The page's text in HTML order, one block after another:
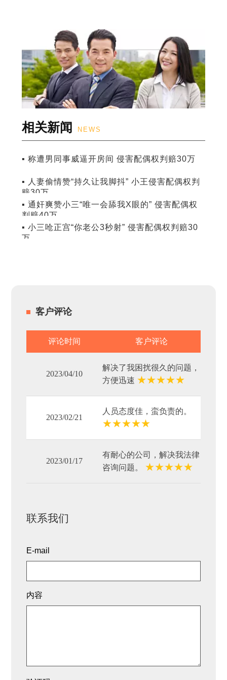
相关新闻 NEWS
▪ 称遭男同事威逼开房间 侵害配偶权判赔30万
▪ 人妻偷情赞“持久让我脚抖” 小王侵害配偶权判
赔30万
▪ 通奸爽赞小三“唯一会舔我X眼的” 侵害配偶权
判赔40万
▪ 小三呛正宫“你老公3秒射” 侵害配偶权判赔30
万
客户评论
评论时间 客户评论
2023/04/10
解决了我困扰很久的问题，
方便迅速 ★★★★★
2023/02/21
人员态度佳，蛮负责的。
★★★★★
2023/01/17
有耐心的公司，解决我法律
咨询问题。 ★★★★★
联系我们
E-mail
内容